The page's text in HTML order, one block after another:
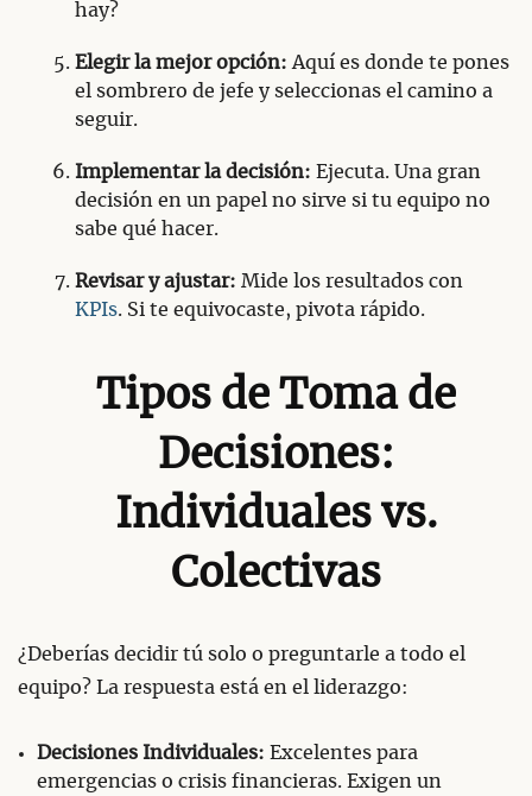
hay?
Elegir la mejor opción: Aquí es donde te pones
el sombrero de jefe y seleccionas el camino a
seguir.
Implementar la decisión: Ejecuta. Una gran
decisión en un papel no sirve si tu equipo no
sabe qué hacer.
Revisar y ajustar: Mide los resultados con
KPIs. Si te equivocaste, pivota rápido.
Tipos de Toma de
Decisiones:
Individuales vs.
Colectivas
¿Deberías decidir tú solo o preguntarle a todo el
equipo? La respuesta está en el liderazgo:
Decisiones Individuales: Excelentes para
emergencias o crisis financieras. Exigen un